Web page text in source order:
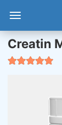
Creatin